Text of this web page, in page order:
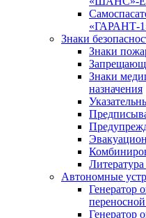
«ГАРАНТ-
Знаки
Знаки
Знаки
назначения
Автономные
Генератор
Генератор